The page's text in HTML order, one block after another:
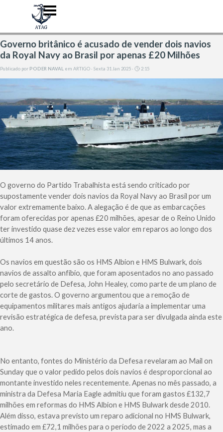
Ir para o conteúdoPular menu
Governo britânico é acusado de vender dois navios
da Royal Navy ao Brasil por apenas £20 Milhões
Publicado por PODER NAVAL em ARTIGO· Sexta 31 Jan 2025 · 2:15
O governo do Partido Trabalhista está sendo criticado por
supostamente vender dois navios da Royal Navy ao Brasil por um
valor extremamente baixo. A alegação é de que as embarcações
foram oferecidas por apenas £20 milhões, apesar de o Reino Unido
ter investido quase dez vezes esse valor em reparos ao longo dos
últimos 14 anos.
Os navios em questão são os HMS Albion e HMS Bulwark, dois
navios de assalto anfíbio, que foram aposentados no ano passado
pelo secretário de Defesa, John Healey, como parte de um plano de
corte de gastos. O governo argumentou que a remoção de
equipamentos militares mais antigos ajudaria a implementar uma
revisão estratégica de defesa, prevista para ser divulgada ainda este
ano.
No entanto, fontes do Ministério da Defesa revelaram ao Mail on
Sunday que o valor pedido pelos dois navios é desproporcional ao
montante investido neles recentemente. Apenas no mês passado, a
ministra da Defesa Maria Eagle admitiu que foram gastos £132,7
milhões em reformas do HMS Albion e HMS Bulwark desde 2010.
Além disso, estava previsto um reparo adicional no HMS Bulwark,
estimado em £72,1 milhões para o período de 2022 a 2025, mas a